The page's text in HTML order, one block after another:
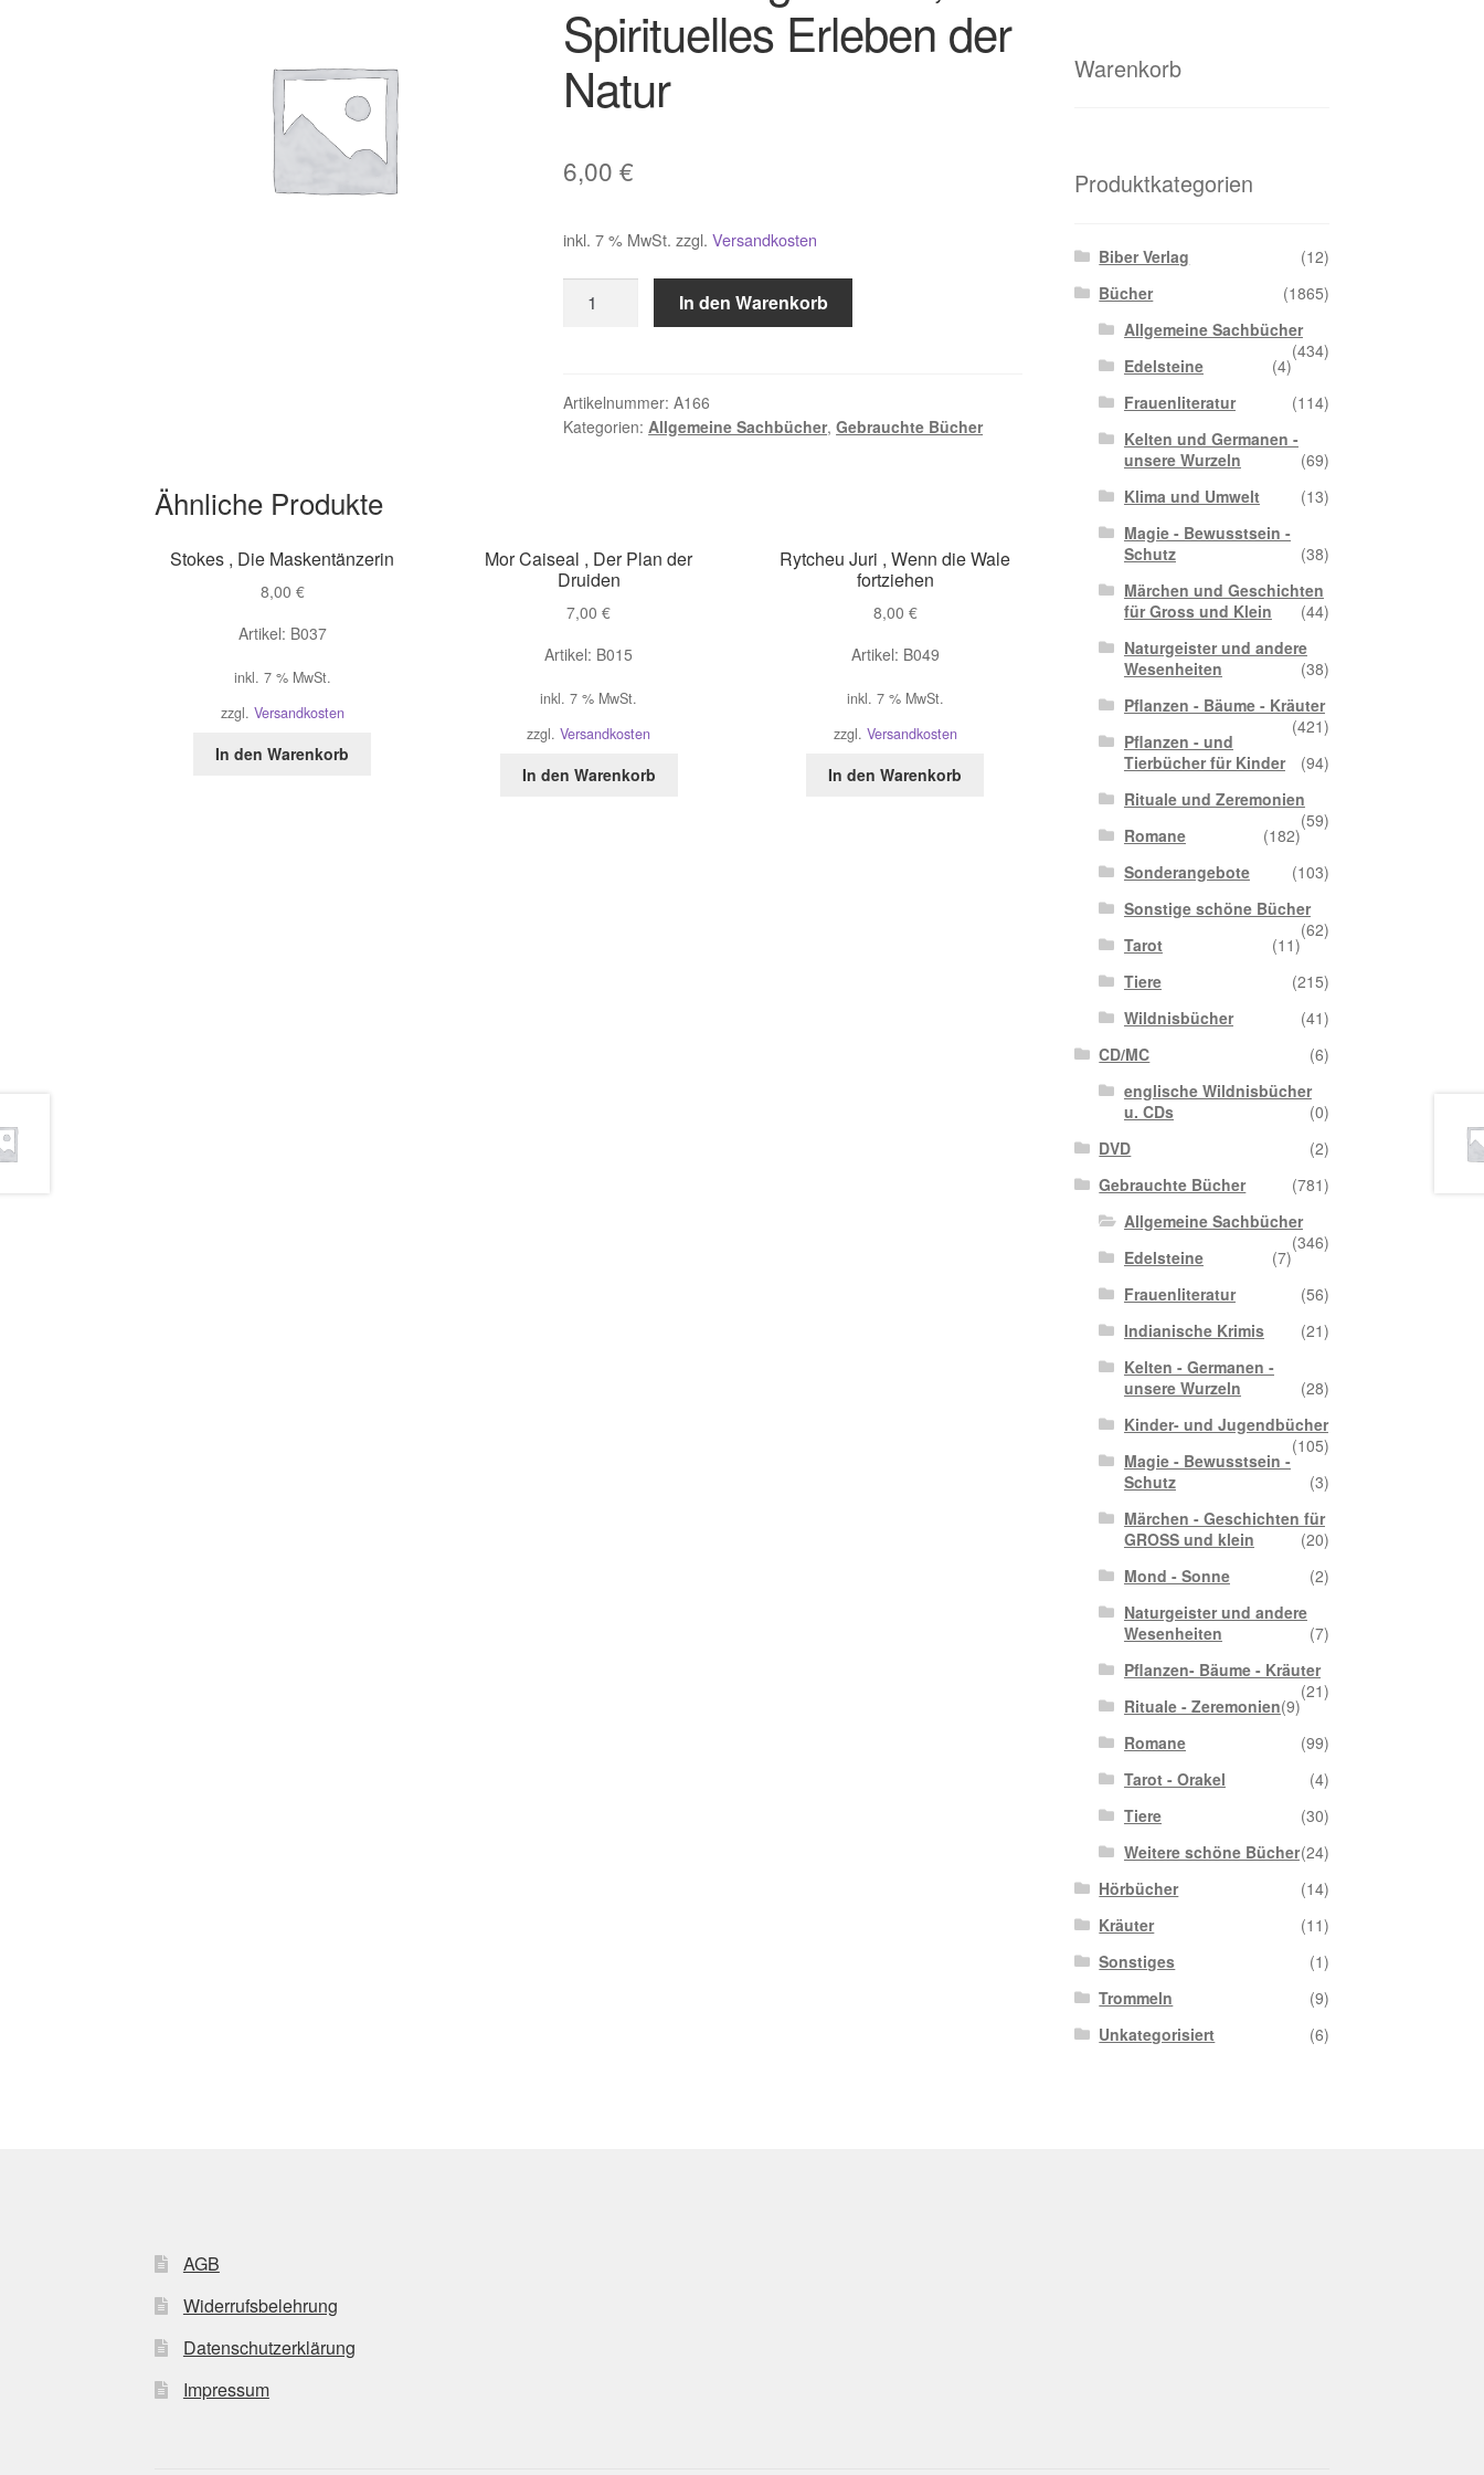
Spirituelles Erleben der
Natur
6,00€
inkl. 7 % MwSt. zzgl.Versandkosten
Siegfried
Erleben
der
In den Warenkorb
Artikelnummer:A166
Kategorien:Allgemeine Sachbücher,Gebrauchte Bücher
Ähnliche Produkte
Stokes , Die Maskentänzerin
8,00 €
Artikel: B037
inkl. 7 % MwSt.
zzgl. Versandkosten
In den Warenkorb
Mor Caiseal , Der Plan der
Druiden
7,00€
Artikel: B015
inkl. 7 % MwSt.
zzgl.Versandkosten
In den Warenkorb
Rytcheu Juri , Wenn die Wale
fortziehen
8,00 €
Artikel: B049
inkl. 7 % MwSt.
zzgl. Versandkosten
In den Warenkorb
Warenkorb
Produktkategorien
Biber Verlag
(12)
Bücher
(1865)
Allgemeine Sachbücher
(434)
Edelsteine
(4)
Frauenliteratur
(114)
Kelten und Germanen -
unsere Wurzeln
(69)
Klima und Umwelt
(13)
Magie - Bewusstsein -
Schutz
(38)
Märchen und Geschichten
für Gross und Klein
(44)
Naturgeister und andere
Wesenheiten
(38)
Pflanzen - Bäume - Kräuter
(421)
Pflanzen - und
Tierbücher für Kinder
(94)
Rituale und Zeremonien
(59)
Romane
(182)
Sonderangebote
(103)
Sonstige schöne Bücher
(62)
Tarot
(11)
Tiere
(215)
Wildnisbücher
(41)
CD/MC
(6)
englische Wildnisbücher
u. CDs
(0)
DVD
(2)
Gebrauchte Bücher
(781)
Allgemeine Sachbücher
(346)
Edelsteine
(7)
Frauenliteratur
(56)
Indianische Krimis
(21)
Kelten - Germanen -
unsere Wurzeln
(28)
Kinder- und Jugendbücher
(105)
Magie - Bewusstsein -
Schutz
(3)
Märchen - Geschichten für
GROSS und klein
(20)
Mond - Sonne
(2)
Naturgeister und andere
Wesenheiten
(7)
Pflanzen- Bäume - Kräuter
(21)
Rituale - Zeremonien(9)
Romane
(99)
Tarot - Orakel
(4)
Tiere
(30)
Weitere schöne Bücher(24)
Hörbücher
(14)
Kräuter
(11)
Sonstiges
(1)
Trommeln
(9)
Unkategorisiert
(6)
AGB
Widerrufsbelehrung
Datenschutzerklärung
Impressum